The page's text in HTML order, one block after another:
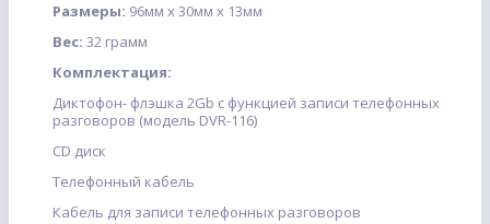
Размеры: 96мм x 30мм x 13мм
Вес: 32 грамм
Комплектация:
Диктофон- флэшка 2Gb с функцией записи телефонных
разговоров (модель DVR-116)
CD диск
Телефонный кабель
Кабель для записи телефонных разговоров